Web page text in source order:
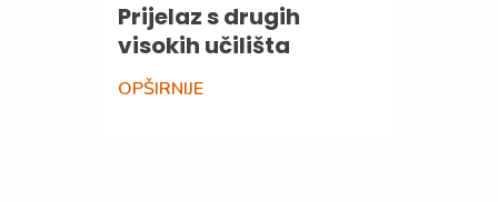
Prijelaz s drugih
visokih učilišta
OPŠIRNIJE